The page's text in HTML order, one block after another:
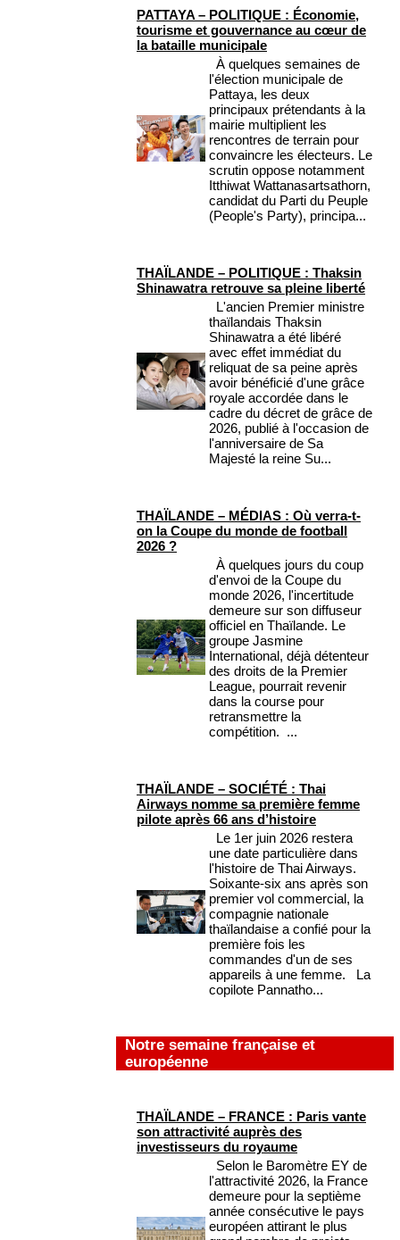
PATTAYA – POLITIQUE : Économie,
tourisme et gouvernance au cœur de
la bataille municipale
À quelques semaines de
l'élection municipale de
Pattaya, les deux
principaux prétendants à la
mairie multiplient les
rencontres de terrain pour
convaincre les électeurs. Le
scrutin oppose notamment
Itthiwat Wattanasartsathorn,
candidat du Parti du Peuple
(People's Party), principa...
THAÏLANDE – POLITIQUE : Thaksin
Shinawatra retrouve sa pleine liberté
L'ancien Premier ministre
thaïlandais Thaksin
Shinawatra a été libéré
avec effet immédiat du
reliquat de sa peine après
avoir bénéficié d'une grâce
royale accordée dans le
cadre du décret de grâce de
2026, publié à l'occasion de
l'anniversaire de Sa
Majesté la reine Su...
THAÏLANDE – MÉDIAS : Où verra-t-
on la Coupe du monde de football
2026 ?
À quelques jours du coup
d'envoi de la Coupe du
monde 2026, l'incertitude
demeure sur son diffuseur
officiel en Thaïlande. Le
groupe Jasmine
International, déjà détenteur
des droits de la Premier
League, pourrait revenir
dans la course pour
retransmettre la
compétition. ...
THAÏLANDE – SOCIÉTÉ : Thai
Airways nomme sa première femme
pilote après 66 ans d’histoire
Le 1er juin 2026 restera
une date particulière dans
l'histoire de Thai Airways.
Soixante-six ans après son
premier vol commercial, la
compagnie nationale
thaïlandaise a confié pour la
première fois les
commandes d'un de ses
appareils à une femme. La
copilote Pannatho...
Notre semaine française et
européenne
THAÏLANDE – FRANCE : Paris vante
son attractivité auprès des
investisseurs du royaume
Selon le Baromètre EY de
l'attractivité 2026, la France
demeure pour la septième
année consécutive le pays
européen attirant le plus